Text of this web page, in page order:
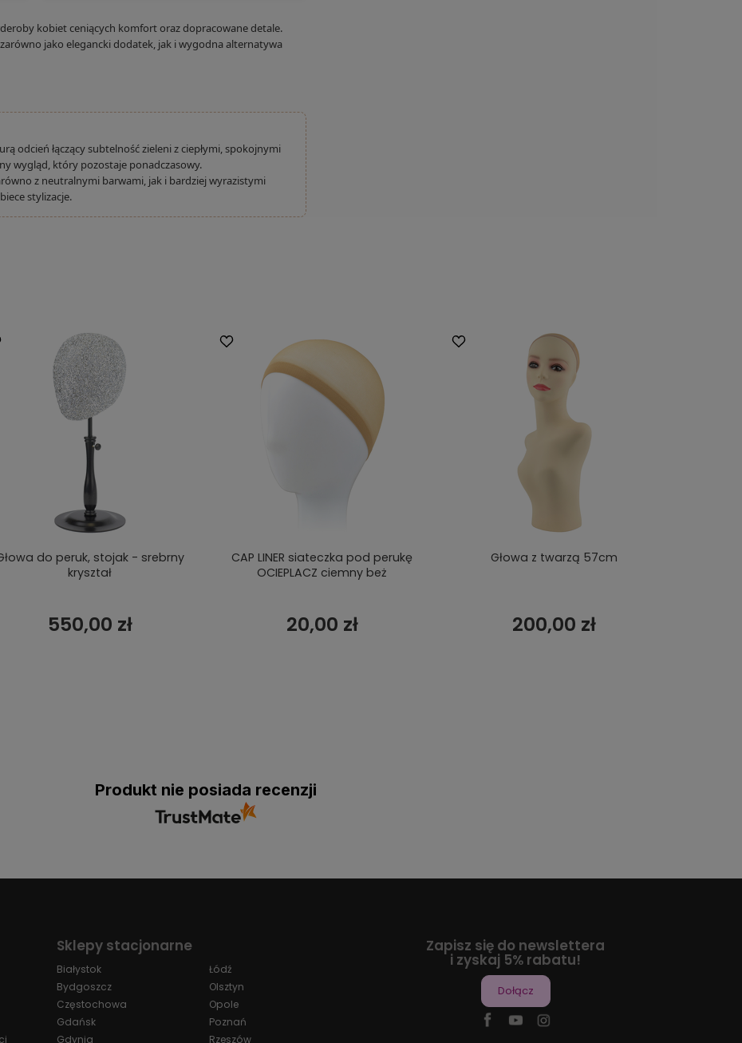
kobiet ceniących komfort oraz dopracowane detale.
jako elegancki dodatek, jak i wygodna alternatywa
odcień łączący subtelność zieleni z ciepłymi, spokojnymi
wygląd, który pozostaje ponadczasowy.
z neutralnymi barwami, jak i bardziej wyrazistymi
stylizacje.
do peruk, stojak - srebrny
kryształ
550,00 zł
CAP LINER siateczka pod perukę
OCIEPLACZ ciemny beż
20,00 zł
Głowa z twarzą 57cm
200,00 zł
Produkt nie posiada recenzji
Sklepy stacjonarne
Białystok
Bydgoszcz
Częstochowa
Gdańsk
Gdynia
Łódź
Olsztyn
Opole
Poznań
Rzeszów
Zapisz się do newslettera
i zyskaj 5% rabatu!
Dołącz